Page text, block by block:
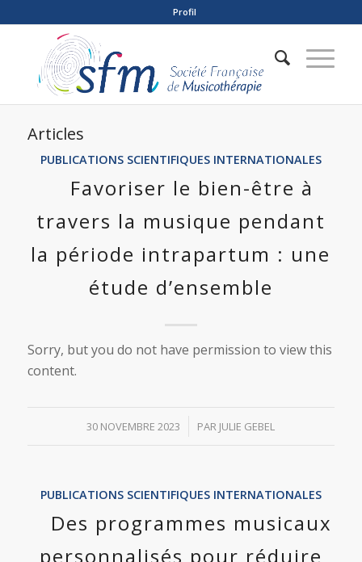
Profil
Articles
PUBLICATIONS SCIENTIFIQUES INTERNATIONALES
Favoriser le bien-être à
travers la musique pendant
la période intrapartum : une
étude d’ensemble
Sorry, but you do not have permission to view this
content.
30 NOVEMBRE 2023
/ PAR JULIE GEBEL
PUBLICATIONS SCIENTIFIQUES INTERNATIONALES
Des programmes musicaux
personnalisés pour réduire